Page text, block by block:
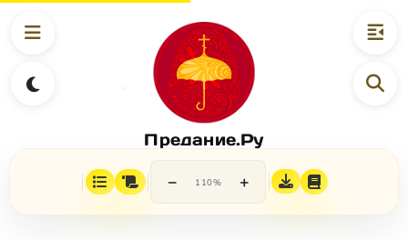
Предание.Ру
− 110% +